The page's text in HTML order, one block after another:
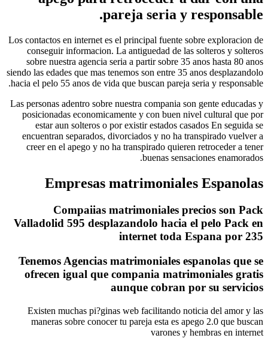
pareja seria y
Los contactos en internet es el principal fuente
conseguir informacion. La antiguedad de las
sobre nuestra agencia seria a partir sobre 35
siendo las edades que mas tenemos son entre 35
hacia el pelo 55 anos de vida que buscan pareja
Las personas adentro sobre nuestra compania
posicionadas economicamente y con buen
estar aun solteros o por existir estados
encuentran separados, divorciados y no ha
creer en el apego y no ha transpirado
buenas
Empresas
Compaiias matrimoniales
Valladolid 595 desplazandolo hacia
internet toda
Tenemos Agencias matrimoniales
ofrecen igual que compania
aunque cobran
Existen muchas pi?ginas web facilitando
maneras sobre conocer tu pareja esta es
varones y